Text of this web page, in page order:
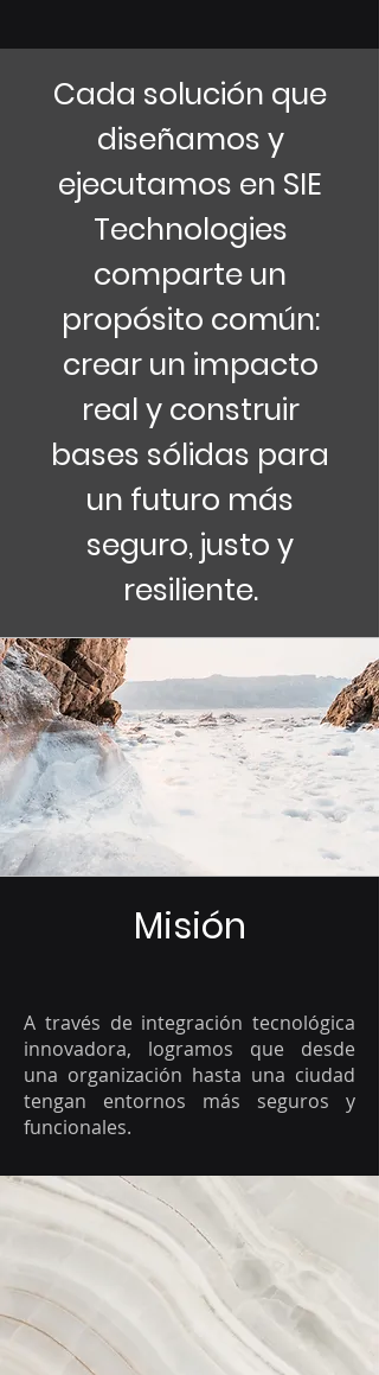
Cada solución que
diseñamos y
ejecutamos en SIE
Technologies
comparte un
propósito común:
crear un impacto
real y construir
bases sólidas para
un futuro más
seguro, justo y
resiliente.
Misión
A través de integración tecnológica
innovadora, logramos que desde
una organización hasta una ciudad
tengan entornos más seguros y
funcionales.